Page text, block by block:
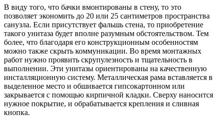
В виду того, что бачки вмонтированы в стену, то это
позволяет экономить до 20 или 25 сантиметров пространства
санузла. Если присутствует фальшь стена, то приобретение
такого унитаза будет вполне разумным обстоятельством. Тем
более, что благодаря его конструкционным особенностям
можно также скрыть коммуникации. Во время монтажных
работ нужно проявить скрупулезность и тщательность в
выполнении. Эти унитазы ориентированы на качественную
инсталляционную систему. Металлическая рама вставляется в
выделенное место и обшивается гипсокартонном или
закрывается с помощью кирпичной кладки. Сверху наносится
нужное покрытие, и обрабатывается крепления и сливная
кнопка.